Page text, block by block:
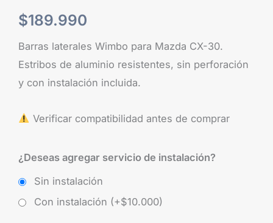
$189.990
Barras laterales Wimbo para Mazda CX-30.
Estribos de aluminio resistentes, sin perforación
y con instalación incluida.
Verificar compatibilidad antes de comprar
¿Deseas agregar servicio de instalación?
Sin instalación
Con instalación (+$10.000)